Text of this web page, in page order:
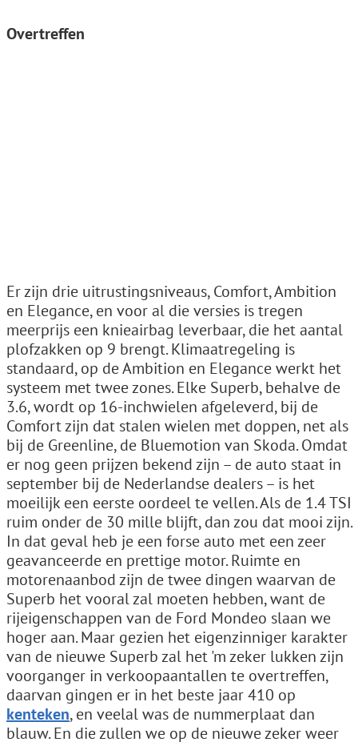
Overtreffen
Er zijn drie uitrustingsniveaus, Comfort, Ambition
en Elegance, en voor al die versies is tregen
meerprijs een knieairbag leverbaar, die het aantal
plofzakken op 9 brengt. Klimaatregeling is
standaard, op de Ambition en Elegance werkt het
systeem met twee zones. Elke Superb, behalve de
3.6, wordt op 16-inchwielen afgeleverd, bij de
Comfort zijn dat stalen wielen met doppen, net als
bij de Greenline, de Bluemotion van Skoda. Omdat
er nog geen prijzen bekend zijn – de auto staat in
september bij de Nederlandse dealers – is het
moeilijk een eerste oordeel te vellen. Als de 1.4 TSI
ruim onder de 30 mille blijft, dan zou dat mooi zijn.
In dat geval heb je een forse auto met een zeer
geavanceerde en prettige motor. Ruimte en
motorenaanbod zijn de twee dingen waarvan de
Superb het vooral zal moeten hebben, want de
rijeigenschappen van de Ford Mondeo slaan we
hoger aan. Maar gezien het eigenzinniger karakter
van de nieuwe Superb zal het 'm zeker lukken zijn
voorganger in verkoopaantallen te overtreffen,
daarvan gingen er in het beste jaar 410 op
kenteken, en veelal was de nummerplaat dan
blauw. En die zullen we op de nieuwe zeker weer